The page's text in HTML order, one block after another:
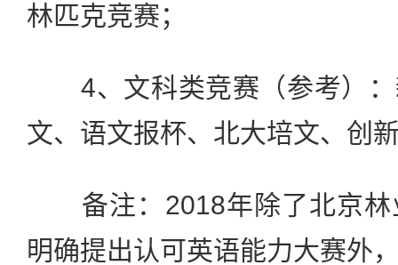
林匹克竞赛；
4、文科类竞赛（参考）：
文、语文报杯、北大培文、创
备注：2018年除了北京林
明确提出认可英语能力大赛外